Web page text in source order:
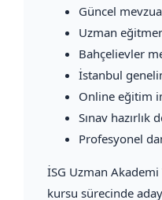
Güncel
Uzman
Bahçelievler
İstanbul
Online eğitim
Sınav hazırlık
Profesyonel
İSG Uzman
kursu sürecinde